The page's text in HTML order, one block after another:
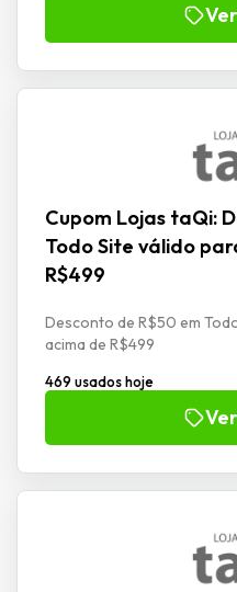
Cupom Lojas taQi:
Todo Site válido
R$499
Desconto de R$50 em
acima de R$499
469 usados hoje